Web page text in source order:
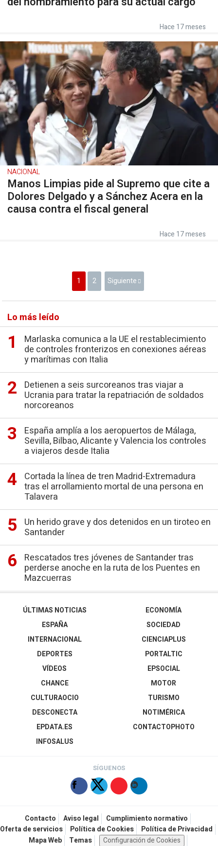
Hace 17 meses
NACIONAL
Manos Limpias pide al Supremo que cite a
Dolores Delgado y a Sánchez Acera en la
causa contra el fiscal general
Hace 17 meses
1 2 Siguiente
Lo más leído
Marlaska comunica a la UE el restablecimiento
de controles fronterizos en conexiones aéreas
y marítimas con Italia
Detienen a seis surcoreanos tras viajar a
Ucrania para tratar la repatriación de soldados
norcoreanos
España amplía a los aeropuertos de Málaga,
Sevilla, Bilbao, Alicante y Valencia los controles
a viajeros desde Italia
Cortada la línea de tren Madrid-Extremadura
tras el arrollamiento mortal de una persona en
Talavera
Un herido grave y dos detenidos en un tiroteo en
Santander
Rescatados tres jóvenes de Santander tras
perderse anoche en la ruta de los Puentes en
Mazcuerras
ÚLTIMAS NOTICIAS
ESPAÑA
INTERNACIONAL
DEPORTES
VÍDEOS
ECONOMÍA
SOCIEDAD
CIENCIAPLUS
PORTALTIC
EPSOCIAL
CHANCE
CULTURAOCIO
DESCONECTA
EPDATA.ES
INFOSALUS
MOTOR
TURISMO
NOTIMÉRICA
CONTACTOPHOTO
SÍGUENOS
Contacto Aviso legal
Cumplimiento normativo
Oferta de servicios
Política de Cookies
Política de Privacidad
Mapa Web
Temas Configuración de Cookies